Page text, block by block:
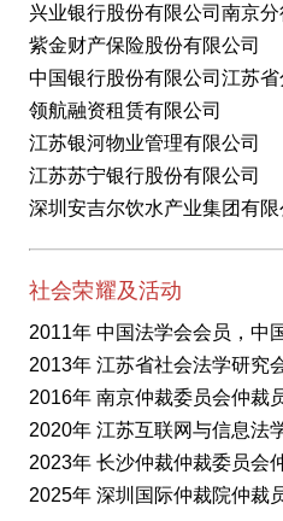
兴业银行股份有限公司南京
紫金财产保险股份有限公司
中国银行股份有限公司江苏
领航融资租赁有限公司
江苏银河物业管理有限公司
江苏苏宁银行股份有限公司
深圳安吉尔饮水产业集团有限
社会荣耀及活动
2011年 中国法学会会员，中
2013年 江苏省社会法学研究
2016年 南京仲裁委员会仲裁
2020年 江苏互联网与信息法
2023年 长沙仲裁仲裁委员会
2025年 深圳国际仲裁院仲裁